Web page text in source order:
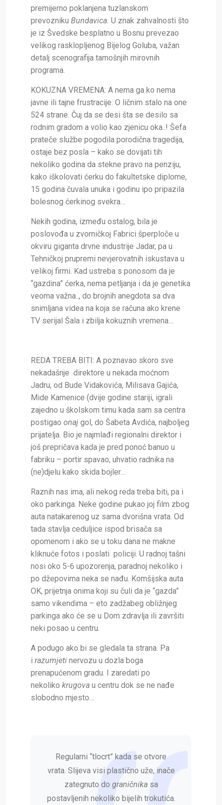
premijerno poklanjena tuzlanskom
prevozniku Bundavica. U znak zahvalnosti što
je iz Švedske besplatno u Bosnu prevezao
velikog rasklopljenog Bijelog Goluba, važan
detalj scenografija tamošnjih mirovnih
programa.
KOKUZNA VREMENA: A nema ga ko nema
javne ili tajne frustracije. O ličnim stalo na one
524 strane. Čuj da se desi šta se desilo sa
rodnim gradom a volio kao zjenicu oka..! Šefa
prateče službe pogodila porodična tragedija,
ostaje bez posla – kako se dovijati tih
nekoliko godina da stekne pravo na penziju,
kako iškolovati ćerku do fakultetske diplome,
15 godina čuvala unuka i godinu ipo pripazila
bolesnog ćerkinog svekra…
Nekih godina, između ostalog, bila je
poslovođa u zvorničkoj Fabrici šperploče u
okviru giganta drvne industrije Jadar, pa u
Tehničkoj prupremi nevjerovatnih iskustava u
velikoj firmi. Kad ustreba s ponosom da je
“gazdina” ćerka, nema petljanja i da je genetika
veoma važna.., do brojnih anegdota sa dva
snimljana videa na koja se računa ako krene
TV serijal Šala i zbilja kokuznih vremena…
REDA TREBA BITI: A poznavao skoro sve
nekadašnje direktore u nekada moćnom
Jadru, od Bude Vidakovića, Milisava Gajića,
Mide Kamenice (dvije godine stariji, igrali
zajedno u školskom timu kada sam sa centra
postigao onaj gol, do Šabeta Avdića, najboljeg
prijatelja. Bio je najmlađi regionalni direktor i
još prepričava kada je pred ponoć banuo u
fabriku – portir spavao, uhvatio radnika na
(ne)djelu kako skida bojler…
Raznih nas ima, ali nekog reda treba biti, pa i
oko parkinga. Neke godine pukao joj film zbog
auta natakarenog uz sama dvorišna vrata. Od
tada stavlja ceduljice ispod brisača sa
opomenom i ako se u toku dana ne makne
kliknuće fotos i poslati policiji. U radnoj tašni
nosi oko 5-6 upozorenja, paradnoj nekoliko i
po džepovima neka se nađu. Komšijska auta
OK, prijetnja onima koji su čuli da je “gazda”
samo vikendima – eto zadžabeg obližnjeg
parkinga ako će se u Dom zdravlja ili završiti
neki posao u centru.
A podugo ako bi se gledala ta strana. Pa
i razumjeti nervozu u dozla boga
prenapućenom gradu. I zaredati po
nekoliko krugova u centru dok se ne nađe
slobodno mjesto…
Regularni “tlocrt” kada se otvore
vrata. Slijeva visi plastično uže, inače
zategnuto do graničnikasa
postavljenih nekoliko bijelih trokutića.